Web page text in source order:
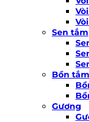
Sen tắm
Bồn tắm
Gương